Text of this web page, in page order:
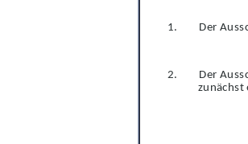
1. Der
2. Der
zu nächst